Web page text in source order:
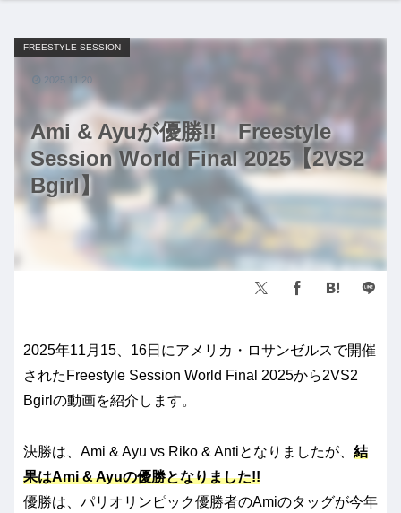
Ami & Ayuが優勝!! Freestyle
Session World Final 2025【2VS2
Bgirl】
FREESTYLE SESSION
2025.11.20
2025年11月15、16日にアメリカ・ロサンゼルスで開催
されたFreestyle Session World Final 2025から2VS2
Bgirlの動画を紹介します。
決勝は、Ami & Ayu vs Riko & Antiとなりましたが、 結
果はAmi & Ayuの優勝となりました!!
優勝は、パリオリンピック優勝者のAmiのタッグが今年